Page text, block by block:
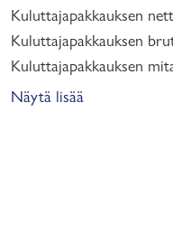
Kuluttajapakkauksen
Kuluttajapakkauksen
Kuluttajapakkauksen
Näytä lisää